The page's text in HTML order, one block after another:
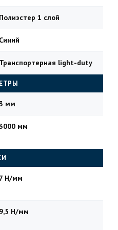
Полиэстер 1 слой
Синий
Транспортерная light-duty
3 мм
3000 мм
7 Н/мм
9,5 Н/мм